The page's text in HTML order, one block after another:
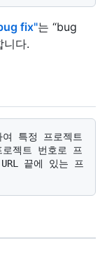
fix"는 “bug
니다.
젝트 번호로 프
끝에 있는 프